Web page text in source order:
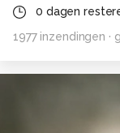
0 dagen
1977inzendingen ·